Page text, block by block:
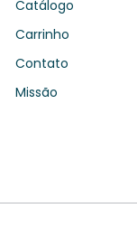
Catálogo
Carrinho
Contato
Missão